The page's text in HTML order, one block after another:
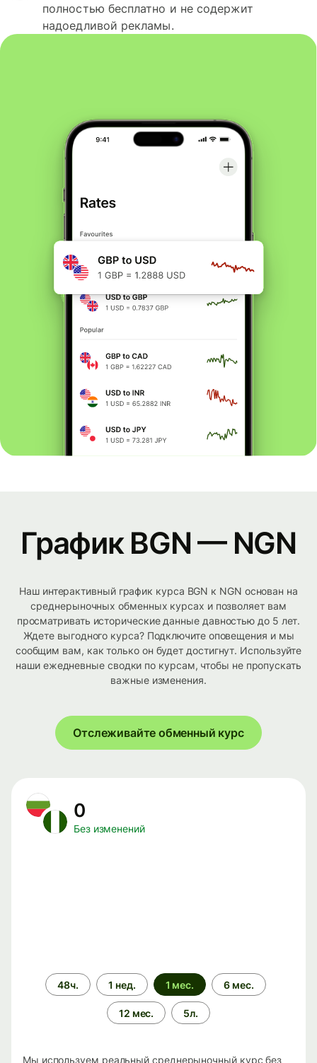
полностью бесплатно и не содержит
надоедливой рекламы.
График BGN — NGN
Наш интерактивный график курса BGN к NGN основан на
среднерыночных обменных курсах и позволяет вам
просматривать исторические данные давностью до 5 лет.
Ждете выгодного курса? Подключите оповещения и мы
сообщим вам, как только он будет достигнут. Используйте
наши ежедневные сводки по курсам, чтобы не пропускать
важные изменения.
Отслеживайте обменный курс
0
Без изменений
Период
времени
48ч. 1 нед. 1 мес. 6 мес.
12 мес. 5л.
Мы используем реальный среднерыночный курс без